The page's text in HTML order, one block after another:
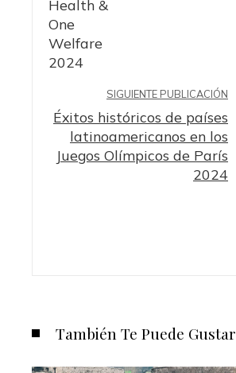
SIGUIENTE PUBLICACIÓN
Éxitos históricos de países
latinoamericanos en los
Juegos Olímpicos de París
2024
También Te Puede Gustar